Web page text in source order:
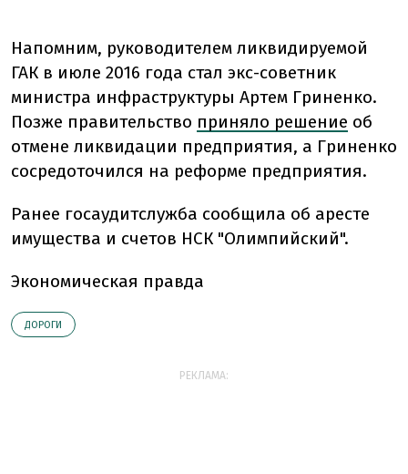
Напомним, руководителем ликвидируемой
ГАК в июле 2016 года стал экс-советник
министра инфраструктуры Артем Гриненко.
Позже правительство приняло решение об
отмене ликвидации предприятия, а Гриненко
сосредоточился на реформе предприятия.
Ранее госаудитслужба сообщила об аресте
имущества и счетов НСК "Олимпийский".
Экономическая правда
ДОРОГИ
РЕКЛАМА: